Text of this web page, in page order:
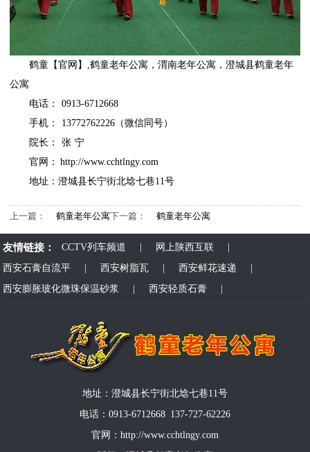
鹤童 【官网】,鹤童老年公寓 ，渭南老年公寓 ，澄城县鹤童老年
公寓
电话： 0913-6712668
手机： 13772762226（微信同号）
院长： 张 宁
官网： http://www.cchtlngy.com
地址：澄城县长宁街北埝七巷11号
上一篇： 鹤童老年公寓下一篇： 鹤童老年公寓
友情链接： CCTV列车频道 网上陕西互联
西安石膏自流平 |西安树脂瓦 |西安鲜花速递
西安膨胀玻化微珠保温砂浆 |西安轻质石膏
地址：澄城县长宁街北埝七巷11号
电话：0913-6712668 137-727-62226
官网：http://www.cchtlngy.com